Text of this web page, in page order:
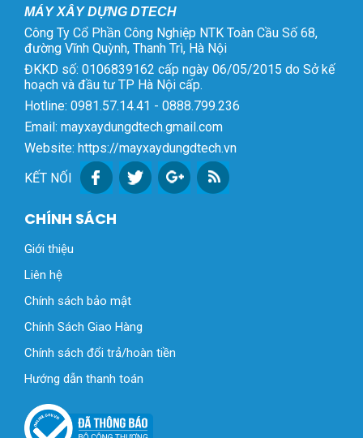
MÁY XÂY DỰNG DTECH
Công Ty Cổ Phần Công Nghiệp NTK Toàn Cầu Số 68,
đường Vĩnh Quỳnh, Thanh Trì, Hà Nội
ĐKKD số: 0106839162 cấp ngày 06/05/2015 do Sở kế
hoạch và đầu tư TP Hà Nội cấp.
Hotline: 0981.57.14.41 - 0888.799.236
Email: mayxaydungdtech.gmail.com
Website: https://mayxaydungdtech.vn
KẾT NỐI
CHÍNH SÁCH
Giới thiệu
Liên hệ
Chính sách bảo mật
Chính Sách Giao Hàng
Chính sách đổi trả/hoàn tiền
Hướng dẫn thanh toán